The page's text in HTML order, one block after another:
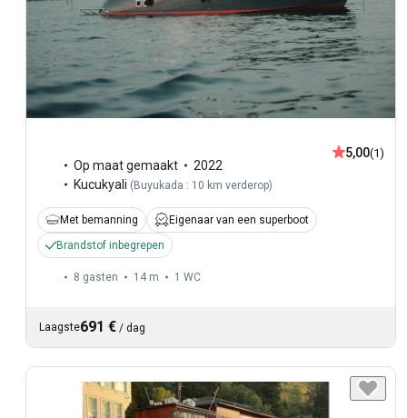
Op maat gemaakt
2022
Kucukyali (Buyukada : 10 km verderop)
5,00(1)
Met bemanning
Eigenaar van een superboot
Brandstof inbegrepen
8 gasten 14 m 1 WC
Laagste691 € / dag